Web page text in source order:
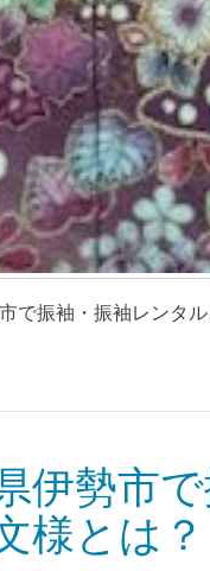
で振袖・振袖レンタ
伊勢市
様とは？